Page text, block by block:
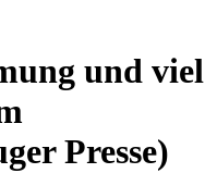
und viel
Presse)